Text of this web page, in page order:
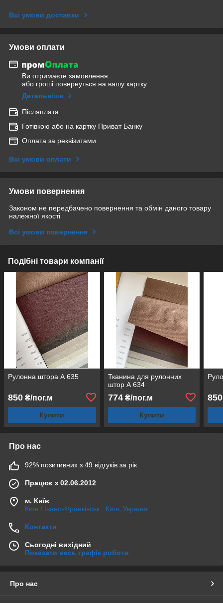
Всі умови доставки
Умови оплати
Ви отримаєте замовлення
або гроші повернуться на вашу картку
Детальніше
Післяплата
Готівкою або на картку Приват Банку
Оплата за реквізитами
Всі умови оплати
Умови повернення
Законом не передбачено повернення та обмін даного товару
належної якості
Всі умови повернення
Подібні товари компанії
Рулонна штора А 635
850 ₴/пог.м
Купити
Тканина для рулонних
штор А 634
774₴/пог.м
Купити
850
Про нас
92% позитивних з 49 відгуків за рік
Працює з 02.06.2012
м. Київ
Київ / Івано-Франківськ , Київ, Україна
Контакти
Сьогодні вихідний
Показати весь графік роботи
Про нас